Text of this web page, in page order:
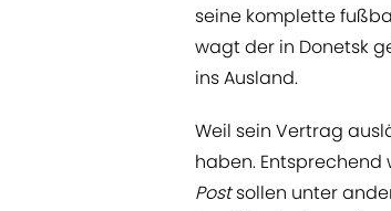
seine komplette
wagt der in Donetsk
ins Ausland.
Weil sein Vertrag
haben. Entsprechend
Postsollen unter